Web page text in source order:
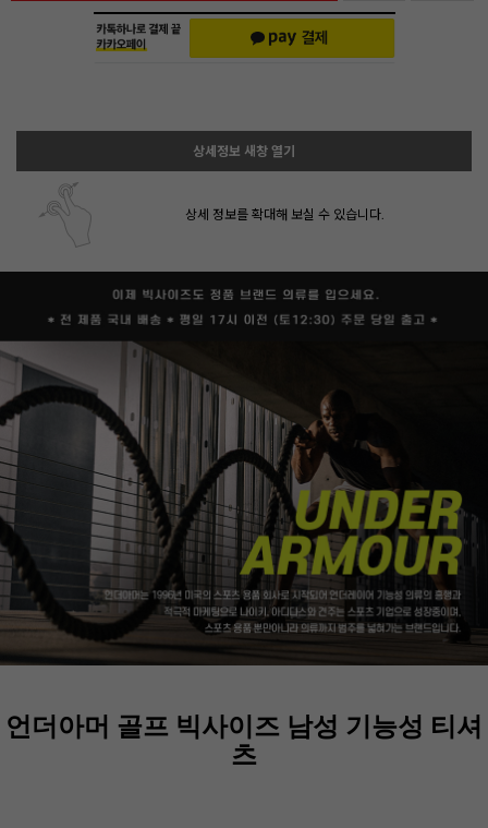
상세정보 새창 열기
상세 정보를 확대해 보실 수 있습니다.
언더아머 골프 빅사이즈 남성 기능성 티셔
츠